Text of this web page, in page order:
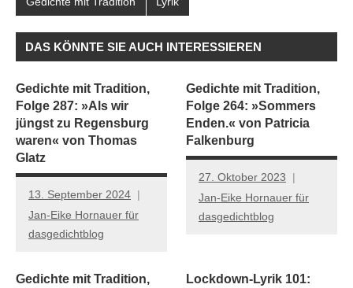
DAS KÖNNTE SIE AUCH INTERESSIEREN
Gedichte mit Tradition,
Folge 287: »Als wir
jüngst zu Regensburg
waren« von Thomas
Glatz
13. September 2024
Jan-Eike Hornauer für
dasgedichtblog
Gedichte mit Tradition,
Folge 264: »Sommers
Enden.« von Patricia
Falkenburg
27. Oktober 2023
Jan-Eike Hornauer für
dasgedichtblog
Gedichte mit Tradition, Lockdown-Lyrik 101: